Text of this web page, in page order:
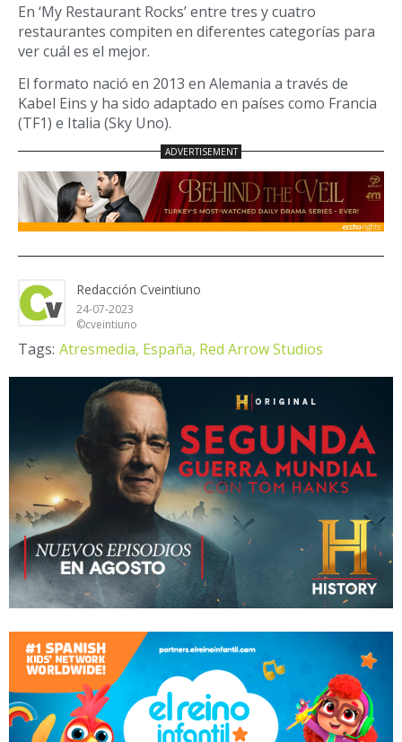
En ‘My Restaurant Rocks’ entre tres y cuatro
restaurantes compiten en diferentes categorías para
ver cuál es el mejor.
El formato nació en 2013 en Alemania a través de
Kabel Eins y ha sido adaptado en países como Francia
(TF1) e Italia (Sky Uno).
Redacción Cveintiuno
24-07-2023
©cveintiuno
Tags: Atresmedia, España, Red Arrow Studios